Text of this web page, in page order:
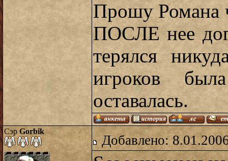
Прошу Романа
ПОСЛЕ нее
терялся
игроков
оставалась.
Сэр Gorbik
Добавлено: